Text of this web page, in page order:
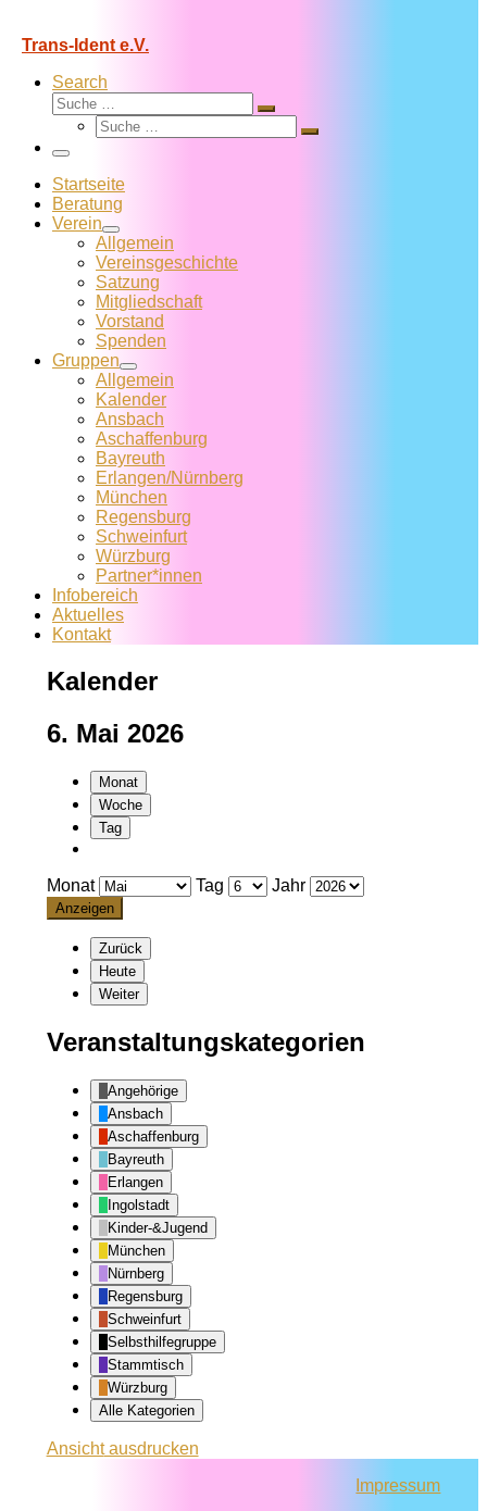
Trans-Ident e.V.
Search
Suche
Suche
Suche
Suche
Menü
Startseite
Beratung
Verein
Allgemein
Vereins­geschichte
Satzung
Mitglied­schaft
Vorstand
Spenden
Gruppen
Allgemein
Kalender
Ansbach
Aschaffenburg
Bayreuth
Erlangen/Nürnberg
München
Regensburg
Schweinfurt
Würzburg
Partner*innen
Infobereich
Aktuelles
Kontakt
Kalender
6. Mai 2026
Monat
Woche
Tag
Monat Tag Jahr
Zurück
Heute
Weiter
Veranstaltungskategorien
Angehörige
Ansbach
Aschaffenburg
Bayreuth
Erlangen
Ingolstadt
Kinder-&Jugend
München
Nürnberg
Regensburg
Schweinfurt
Selbsthilfegruppe
Stammtisch
Würzburg
Alle Kategorien
Ansichtausdrucken
Impressum